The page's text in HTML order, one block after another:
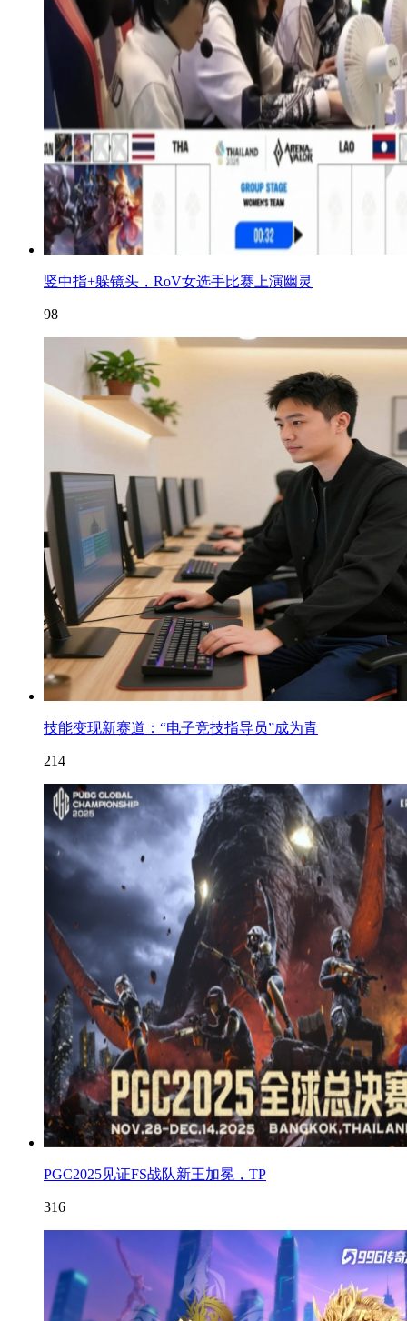
竖中指+躲镜头，RoV女选手比赛上演幽灵
98
技能变现新赛道：“电子竞技指导员”成为青
214
PGC2025见证FS战队新王加冕，TP
316